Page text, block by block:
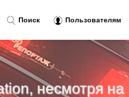
несмотря на
Поиск Пользователям